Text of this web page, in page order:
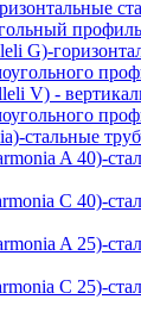
профиль
G)-
V) -
стальные
A 40)-
C 40)-
A 25)-
C 25)-